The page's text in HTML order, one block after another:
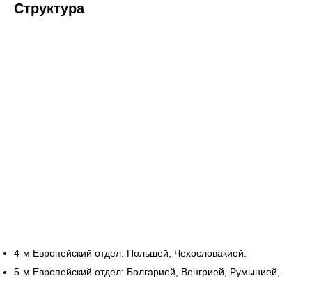
Структура
4-м Европейский отдел: Польшей, Чехословакией.
5-м Европейский отдел: Болгарией, Венгрией, Румынией,